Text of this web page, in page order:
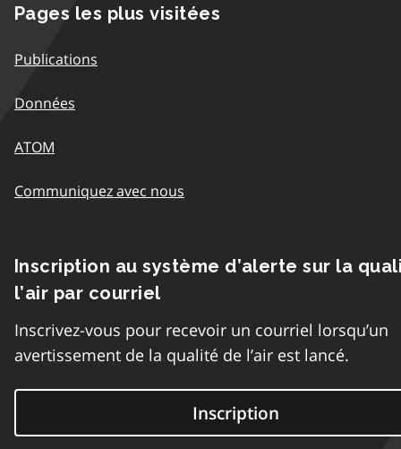
Pages les plus visitées
Publications
Données
ATOM
Communiquez avec nous
Inscription au système d’alerte sur la
l’air par courriel
Inscrivez-vous pour recevoir un courriel lorsqu’un
avertissement de la qualité de l’air est lancé.
Inscription